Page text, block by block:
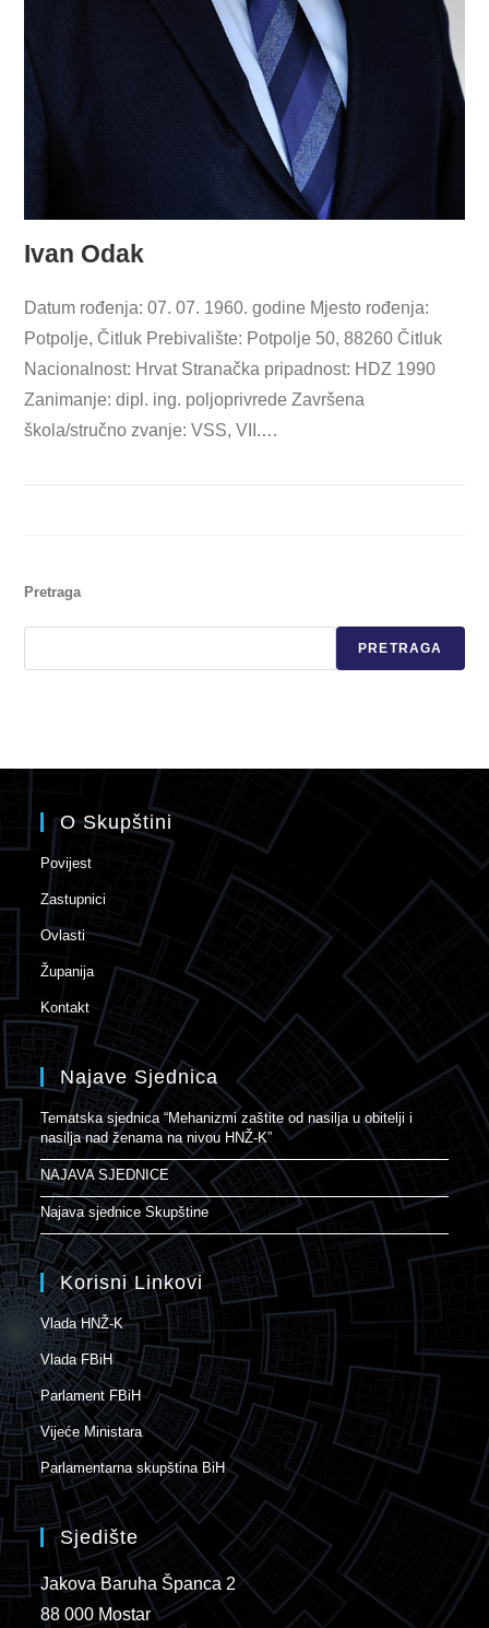
Ivan Odak
Datum rođenja: 07. 07. 1960. godine Mjesto rođenja:
Potpolje, Čitluk Prebivalište: Potpolje 50, 88260 Čitluk
Nacionalnost: Hrvat Stranačka pripadnost: HDZ 1990
Zanimanje: dipl. ing. poljoprivrede Završena
škola/stručno zvanje: VSS, VII.…
Pretraga
PRETRAGA
O Skupštini
Povijest
Zastupnici
Ovlasti
Županija
Kontakt
Najave Sjednica
Tematska sjednica “Mehanizmi zaštite od nasilja u obitelji i
nasilja nad ženama na nivou HNŽ-K”
NAJAVA SJEDNICE
Najava sjednice Skupštine
Korisni Linkovi
Vlada HNŽ-K
Vlada FBiH
Parlament FBiH
Vijeće Ministara
Parlamentarna skupština BiH
Sjedište
Jakova Baruha Španca 2
88 000 Mostar